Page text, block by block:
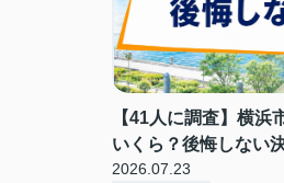
【41人に調査】横浜
いくら？後悔しない
2026.07.23